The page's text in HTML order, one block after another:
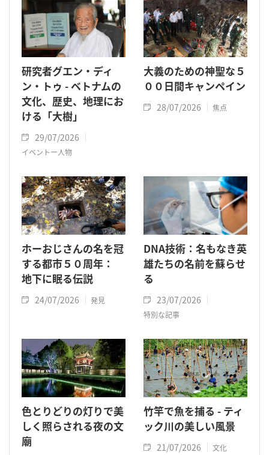
研究者グエン・ディ
ン・トゥ - ベトナムの
文化、歴史、地理にお
ける「大樹」
29/07/2026
イベントー人物
大義のための神聖な５
００日間キャンペイン
28/07/2026 焦点
ホーおじさんの名を冠
する都市５０周年：
地下に眠る伝説
24/07/2026 発見
DNA技術：名もなき英
雄たちの名前を蘇らせ
る
23/07/2026
特別な記事
色とりどりの灯りで美
しく照らされる夜の文
廟
竹竿で魚を捕る - ティ
ック川の美しい風景
21/07/2026 文化